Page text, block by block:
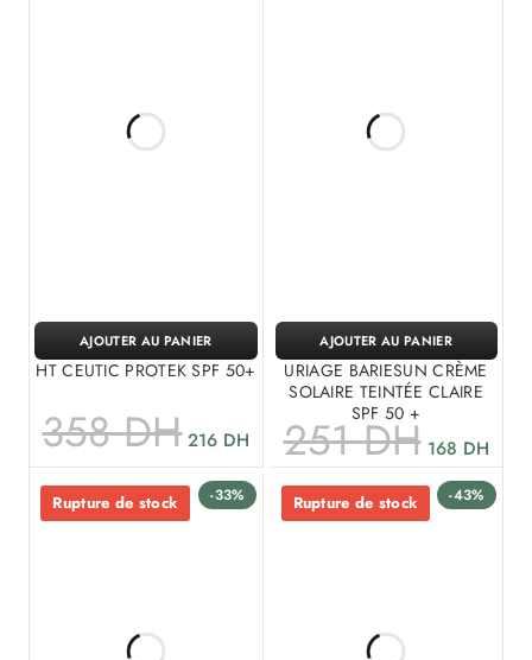
HT CEUTIC PROTEK SPF 50+
358DH 216 DH
AJOUTER AU PANIER
URIAGE BARIESUN CRÈME
SOLAIRE TEINTÉE CLAIRE
SPF 50 +
251DH 168 DH
AJOUTER AU PANIER
-33%
Rupture de stock -43%
Rupture de stock